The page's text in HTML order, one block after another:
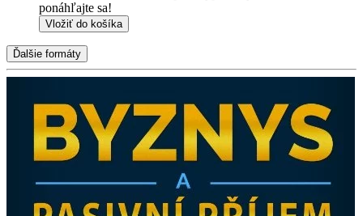
ponáhľajte sa!
Vložiť do košíka
Ďalšie formáty